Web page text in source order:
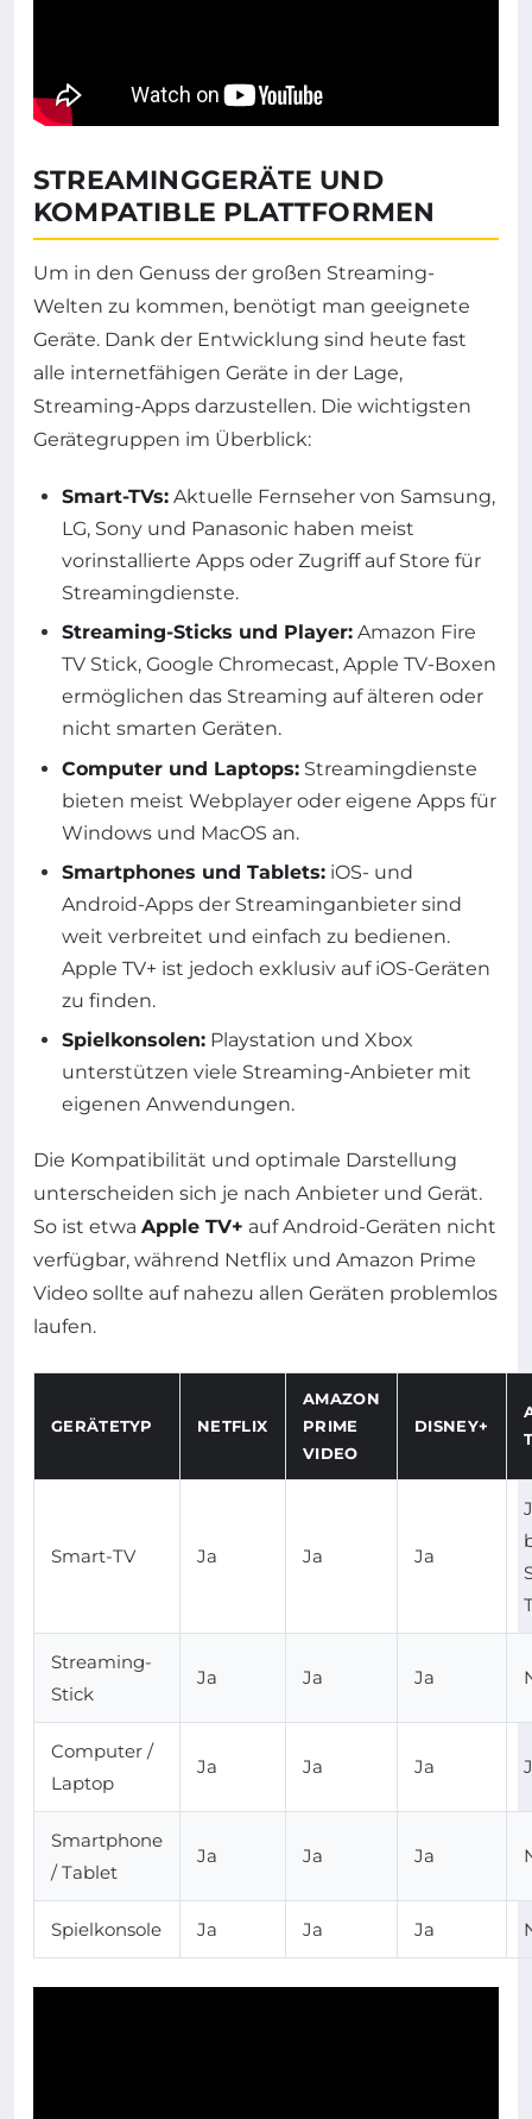
STREAMINGGERÄTE UND
KOMPATIBLE PLATTFORMEN
Um in den Genuss der großen Streaming-
Welten zu kommen, benötigt man geeignete
Geräte. Dank der Entwicklung sind heute fast
alle internetfähigen Geräte in der Lage,
Streaming-Apps darzustellen. Die wichtigsten
Gerätegruppen im Überblick:
Smart-TVs: Aktuelle Fernseher von Samsung,
LG, Sony und Panasonic haben meist
vorinstallierte Apps oder Zugriff auf Store für
Streamingdienste.
Streaming-Sticks und Player: Amazon Fire
TV Stick, Google Chromecast, Apple TV-Boxen
ermöglichen das Streaming auf älteren oder
nicht smarten Geräten.
Computer und Laptops: Streamingdienste
bieten meist Webplayer oder eigene Apps für
Windows und MacOS an.
Smartphones und Tablets: iOS- und
Android-Apps der Streaminganbieter sind
weit verbreitet und einfach zu bedienen.
Apple TV+ ist jedoch exklusiv auf iOS-Geräten
zu finden.
Spielkonsolen: Playstation und Xbox
unterstützen viele Streaming-Anbieter mit
eigenen Anwendungen.
Die Kompatibilität und optimale Darstellung
unterscheiden sich je nach Anbieter und Gerät.
So ist etwa Apple TV+ auf Android-Geräten nicht
verfügbar, während Netflix und Amazon Prime
Video sollte auf nahezu allen Geräten problemlos
laufen.
GERÄTETYP NETFLIX
AMAZON
PRIME
VIDEO
DISNEY+
Smart-TV Ja Ja Ja
Streaming-
Stick
Ja Ja Ja
Computer /
Laptop
Ja Ja Ja
Smartphone
/ Tablet
Ja Ja Ja
Spielkonsole Ja Ja Ja